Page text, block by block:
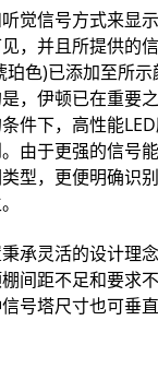
觉信号方式来显
，并且所提供的
珀色)已添加至所
，伊顿已在重要
件下，高性能
由于更强的信号
型，更便明确识
承灵活的设计理
间距不足和要求
号塔尺寸也可垂